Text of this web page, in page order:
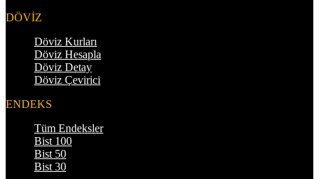
DÖVİZ
Döviz Kurları
Döviz Hesapla
Döviz Detay
Döviz Çevirici
ENDEKS
Tüm Endeksler
Bist 100
Bist 50
Bist 30